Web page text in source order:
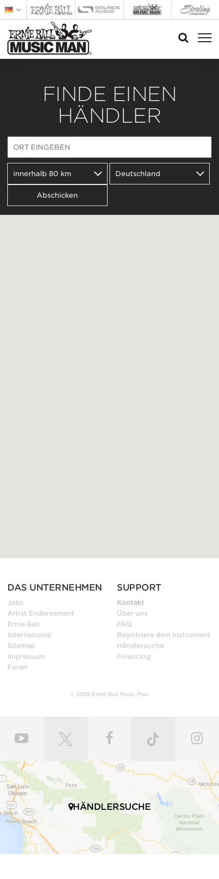
FINDE EINEN
HÄNDLER
DAS UNTERNEHMEN
Jobs
Artist Endorsement
Ernie Ball
International
Sitemap
Impressum
Foren
SUPPORT
Kontakt
Über uns
FAQ
Registriere dein Instrument
Händlersuche
Financing
© 2026 Ernie Ball Music Man
HÄNDLERSUCHE